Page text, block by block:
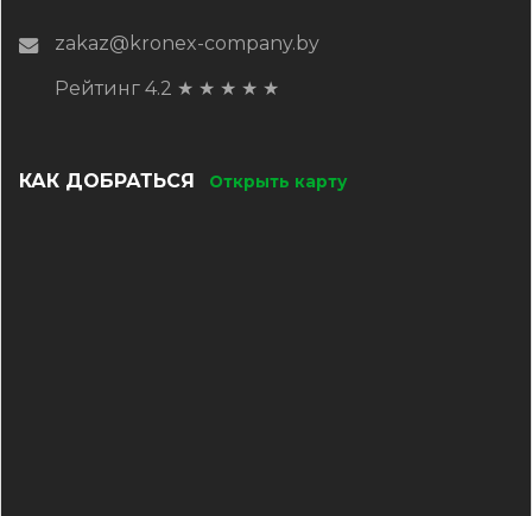
zakaz@kronex-company.by
Рейтинг 4.2 ★ ★ ★ ★ ★
КАК ДОБРАТЬСЯ Открыть карту